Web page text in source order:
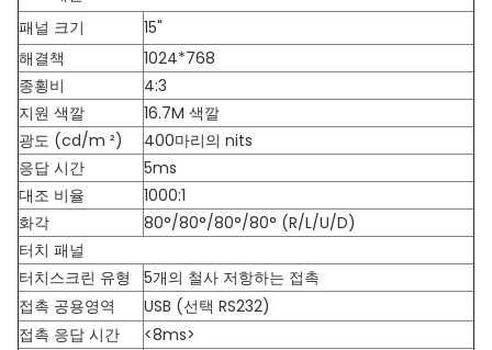
패널 크기
15"
해결책
1024*768
종횡비
4:3
지원 색깔
16.7M 색깔
광도 (cd/m ²)
400마리의 nits
응답 시간
5ms
대조 비율
1000:1
화각
80°/80°/80°/80° (R/L/U/D)
터치 패널
터치스크린 유형
5개의 철사 저항하는 접촉
접촉 공용영역
USB (선택 RS232)
접촉 응답 시간
<8ms>